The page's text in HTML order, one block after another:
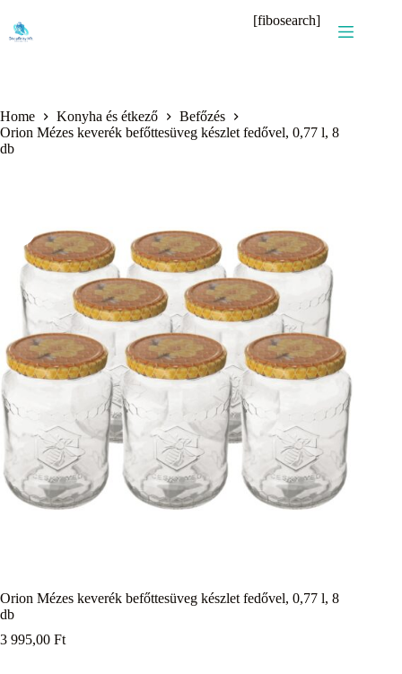
content
[fibosearch]
Home Konyha és étkező
Befőzés
Orion Mézes keverék befőttesüveg készlet fedővel, 0,77 l, 8
db
Orion Mézes keverék befőttesüveg készlet fedővel, 0,77 l, 8
db
3 995,00 Ft